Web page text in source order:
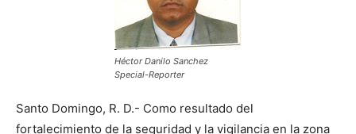
Héctor Danilo Sanchez
Special-Reporter
Santo Domingo, R. D.- Como resultado del
fortalecimiento de la seguridad y la vigilancia en la zona